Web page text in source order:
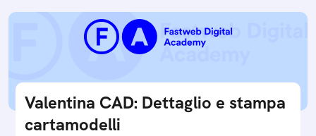
Valentina CAD: Dettaglio e stampa
cartamodelli